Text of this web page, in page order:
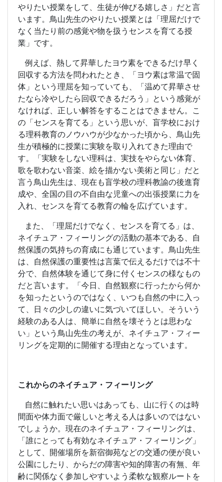
やりたい授業をして、生徒が伸びる嬉しさ」だと言
います。鳥山先生のやりたい授業とは「理屈だけで
なく当たり前の感覚や物を扱うセンスを育てる授
業」です。
例えば、熱して昇華したヨウ素をできるだけ早く
回収する方法を問われたとき、「ヨウ素は常温で固
体」という理屈を知っていても、「温めて昇華させ
たなら冷やしたら回収できるだろう」という感覚が
なければ、正しい解答をすることはできません。こ
の「センスを育てる」という思いが、盲学校におけ
る理科教育のノウハウが少なかった頃から、鳥山先
生が積極的に授業に実験を取り入れてきた理由で
す。「実験をしない理科は、実技をやらない体育、
歌を歌わない音楽、絵を描かない美術と同じ」だと
言う鳥山先生は、現在も盲学校の理科教諭の後進育
成や、全国の目の不自由な児童への出張授業に力を
入れ、センスを育てる教育の輪を広げています。
また、「理屈だけでなく、センスを育てる」は、
ネイチュア・フィーリングの活動の基本である、自
然保護の気持ちの育成にも通じています。鳥山先生
は、自然保護の重要性は言葉で伝えるだけでは不十
分で、自然体験を通じて身に付くセンスの様なもの
だと言います。「今日、自然観察に行ったから何か
を知ったというのではなく、いつも自然の中に入っ
て、日々の少しの違いに気づいてほしい。そういう
経験のある人は、簡単に自然を壊そうとは思わな
い」という鳥山先生の考えが、ネイチュア・フィー
リングを定期的に開催する理由となっています。
これからのネイチュア・フィーリング
自然に触れたい思いはあっても、山に行くのは時
間面や体力面で厳しいと考える人は多いのではない
でしょうか。現在のネイチュア・フィーリングは、
「誰にとっても有効なネイチュア・フィーリング」
として、開催場所を新宿御苑などの交通の便が良い
公園にしたり、からだの障害や知的障害の有無、年
齢に関係なく参加しやすいよう柔軟な観察ルートを